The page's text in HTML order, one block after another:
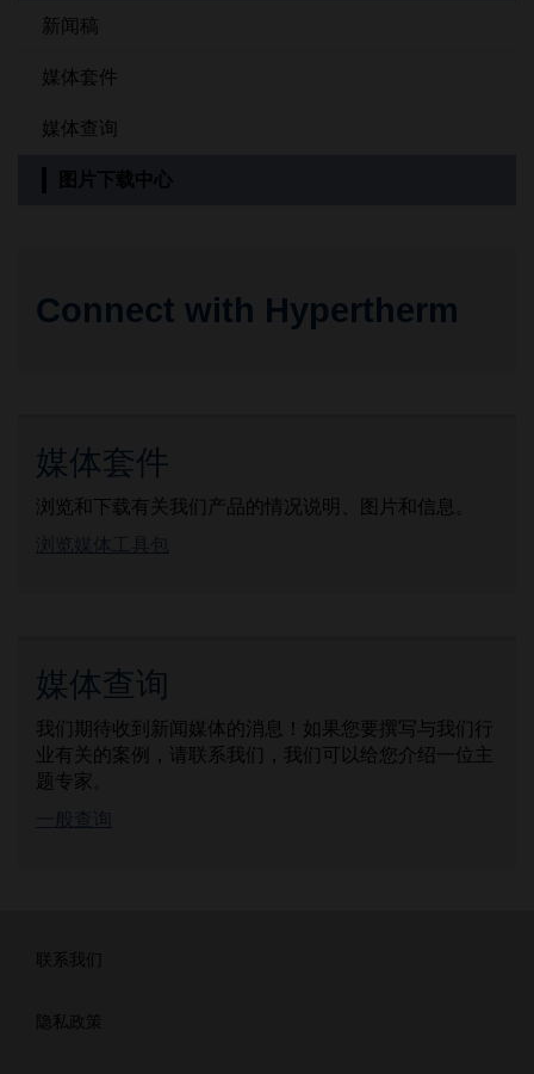
新闻稿
媒体套件
媒体查询
图片下载中心
Connect with Hypertherm
媒体套件
浏览和下载有关我们产品的情况说明、图片和信息。
浏览媒体工具包
媒体查询
我们期待收到新闻媒体的消息！如果您要撰写与我们行
业有关的案例，请联系我们，我们可以给您介绍一位主
题专家。
一般查询
联系我们
隐私政策